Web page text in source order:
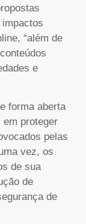
“além de
e
forma aberta
proteger
pelas
vez, os
de sua
de
de